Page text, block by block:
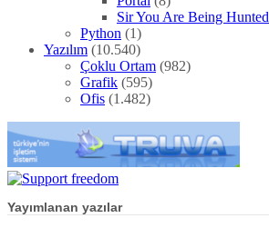
Sir You Are Being Hunted
Python (1)
Yazılım (10.540)
Çoklu Ortam (982)
Grafik (595)
Ofis (1.482)
Yayımlanan yazılar